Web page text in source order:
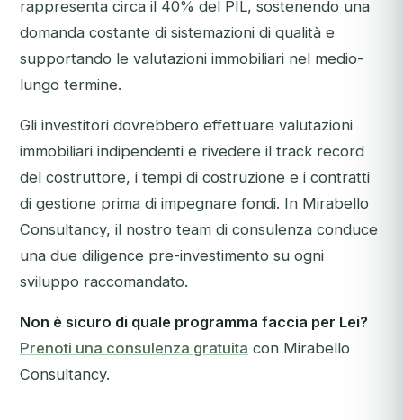
rappresenta circa il 40% del PIL, sostenendo una
domanda costante di sistemazioni di qualità e
supportando le valutazioni immobiliari nel medio-
lungo termine.
Gli investitori dovrebbero effettuare valutazioni
immobiliari indipendenti e rivedere il track record
del costruttore, i tempi di costruzione e i contratti
di gestione prima di impegnare fondi. In Mirabello
Consultancy, il nostro team di consulenza conduce
una due diligence pre-investimento su ogni
sviluppo raccomandato.
Non è sicuro di quale programma faccia per Lei?
Prenoti una consulenza gratuita con Mirabello
Consultancy.